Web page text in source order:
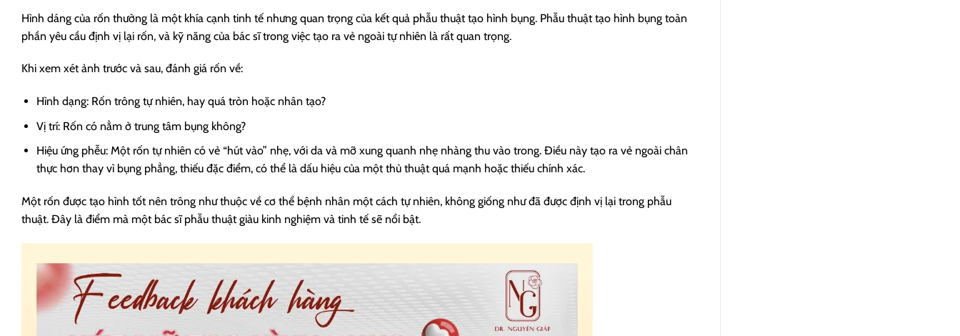
Hình dáng của rốn thường là một khía cạnh tinh tế nhưng quan trọng của kết quả phẫu thuật tạo hình bụng. Phẫu thuật tạo hình bụng toàn
phần yêu cầu định vị lại rốn, và kỹ năng của bác sĩ trong việc tạo ra vẻ ngoài tự nhiên là rất quan trọng.
Khi xem xét ảnh trước và sau, đánh giá rốn về:
Hình dạng: Rốn trông tự nhiên, hay quá tròn hoặc nhân tạo?
Vị trí: Rốn có nằm ở trung tâm bụng không?
Hiệu ứng phễu: Một rốn tự nhiên có vẻ “hút vào” nhẹ, với da và mỡ xung quanh nhẹ nhàng thu vào trong. Điều này tạo ra vẻ ngoài chân
thực hơn thay vì bụng phẳng, thiếu đặc điểm, có thể là dấu hiệu của một thủ thuật quá mạnh hoặc thiếu chính xác.
Một rốn được tạo hình tốt nên trông như thuộc về cơ thể bệnh nhân một cách tự nhiên, không giống như đã được định vị lại trong phẫu
thuật. Đây là điểm mà một bác sĩ phẫu thuật giàu kinh nghiệm và tinh tế sẽ nổi bật.